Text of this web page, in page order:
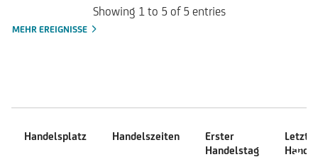
Showing 1 to 5 of 5 entries
MEHR EREIGNISSE
Handelsplatz Handelszeiten
Erster
Handelstag
Letzter